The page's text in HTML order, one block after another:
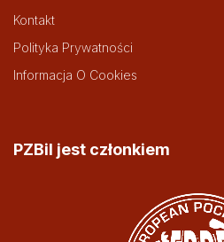
Kontakt
Polityka Prywatności
Informacja O Cookies
PZBil jest członkiem